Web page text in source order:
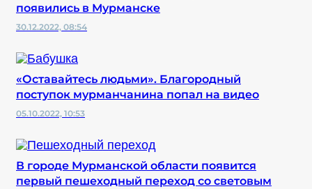
появились в Мурманске
30.12.2022, 08:54
«Оставайтесь людьми». Благородный
поступок мурманчанина попал на видео
05.10.2022, 10:53
В городе Мурманской области появится
первый пешеходный переход со световым